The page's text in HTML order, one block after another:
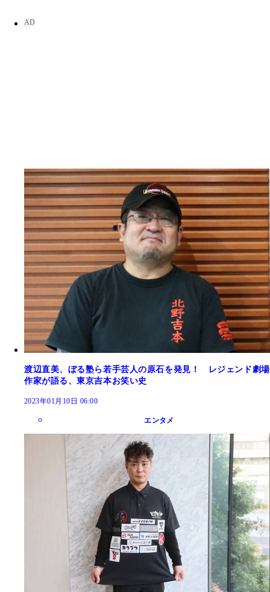
渡辺直美、ぼる塾ら若手芸人の原石を発見！ レジェンド劇場
作家が語る、東京吉本お笑い史
2023年01月10日 06:00
エンタメ